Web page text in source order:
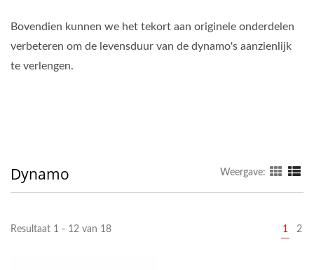
Bovendien kunnen we het tekort aan originele onderdelen
verbeteren om de levensduur van de dynamo's aanzienlijk
te verlengen.
Dynamo Weergave:
Resultaat 1 - 12 van 18 1 2